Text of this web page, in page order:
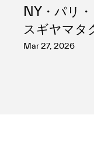
NY・パリ
スギヤマタ
ギャラリー
Mar 27, 2026